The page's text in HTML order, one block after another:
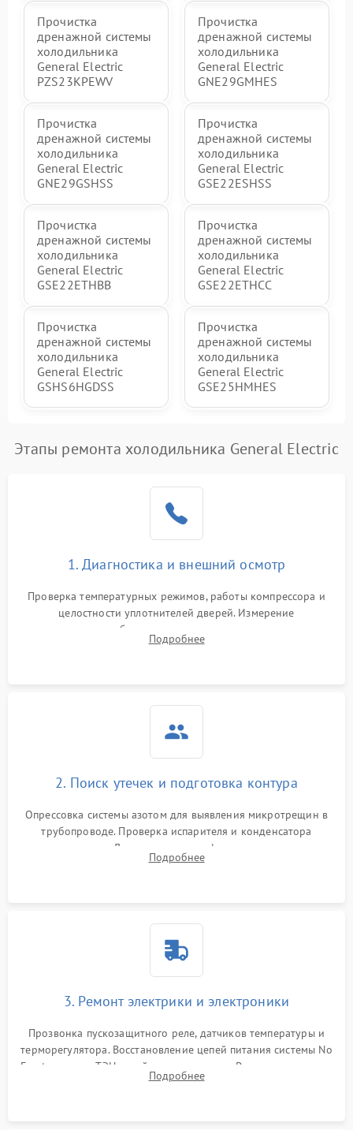
Прочистка
дренажной системы
холодильника
General Electric
PZS23KPEWV
Прочистка
дренажной системы
холодильника
General Electric
GNE29GMHES
Прочистка
дренажной системы
холодильника
General Electric
GNE29GSHSS
Прочистка
дренажной системы
холодильника
General Electric
GSE22ESHSS
Прочистка
дренажной системы
холодильника
General Electric
GSE22ETHBB
Прочистка
дренажной системы
холодильника
General Electric
GSE22ETHCC
Прочистка
дренажной системы
холодильника
General Electric
GSHS6HGDSS
Прочистка
дренажной системы
холодильника
General Electric
GSE25HMHES
Этапы ремонта холодильника General Electric
1. Диагностика и внешний осмотр
Проверка температурных режимов, работы компрессора и
целостности уплотнителей дверей. Измерение
сопротивления обмоток мотора, проверка термостата и
считывание кодов ошибок с электронного дисплея.
Подробнее
2. Поиск утечек и подготовка контура
Опрессовка системы азотом для выявления микротрещин в
трубопроводе. Проверка испарителя и конденсатора
течеискателем. Демонтаж старого фильтра-осушителя и
продувка капиллярной трубки для устранения засоров.
Подробнее
3. Ремонт электрики и электроники
Прозвонка пускозащитного реле, датчиков температуры и
терморегулятора. Восстановление цепей питания системы No
Frost, включая ТЭН оттайки и вентилятор. Ремонт или замена
платы управления при сбоях алгоритмов.
Подробнее